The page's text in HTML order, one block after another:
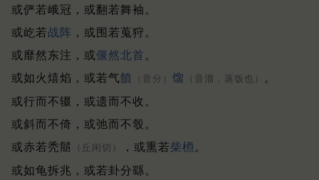
或俨若峨冠，或翻若舞袖。
或屹若战阵 ，或围若蒐狩。
或靡然东注，或偃然北首 。
或如火熺焰，或若气饙 （音分） 馏 （音溜，蒸饭也）
。
或行而不辍，或遗而不收。
或斜而不倚，或弛而不彀。
或赤若秃鬝
（丘闲切） ，或熏若柴槱 。
或如龟拆兆，或若卦分繇。